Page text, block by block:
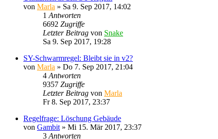
von Marla » Sa 9. Sep 2017, 14:02
1 Antworten
6692 Zugriffe
Letzter Beitrag von Snake
Sa 9. Sep 2017, 19:28
SY-Schwarmregel: Bleibt sie in v2?
von Marla » Do 7. Sep 2017, 21:04
4 Antworten
9357 Zugriffe
Letzter Beitrag von Marla
Fr 8. Sep 2017, 23:37
Regelfrage: Löschung Gebäude
von Gambit » Mi 15. Mär 2017, 23:37
3 Antworten